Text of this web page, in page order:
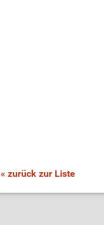
« zurück zur Liste